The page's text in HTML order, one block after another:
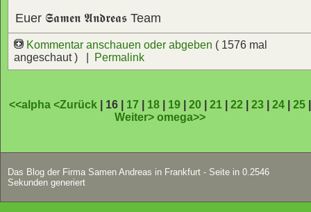
Euer 𝕾𝖆𝖒𝖊𝖓 𝕬𝖓𝖉𝖗𝖊𝖆𝖘 Team
Kommentar anschauen oder abgeben ( 1576 mal
angeschaut ) |
Permalink
<<alpha<Zurück | 16 | 17 18 19 |20 |21 |22 |23 |24 |25
Weiter>omega>>
Das Blog der Firma Samen Andreas in Frankfurt - Seite in 0.2546
Sekunden generiert